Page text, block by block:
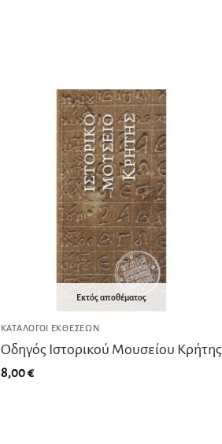
Εκτός αποθέματος
ΚΑΤΆΛΟΓΟΙ ΕΚΘΈΣΕΩΝ
Οδηγός Ιστορικού Μουσείου Κρήτης
8,00€